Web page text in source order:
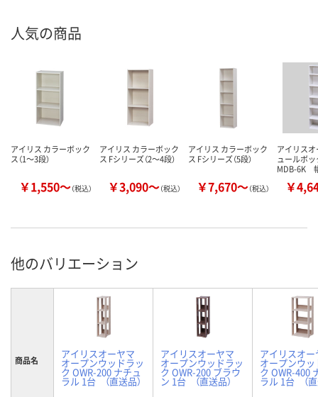
人気の商品
アイリス カラーボック
ス（1～3段）
￥1,550～（税込）
アイリス カラーボック
ス Fシリーズ（2～4段）
￥3,090～（税込）
アイリス カラーボック
ス Fシリーズ（5段）
￥7,670～（税込）
アイリス
ュールボ
MDB-6K
￥
他のバリエーション
商品名 アイリスオーヤマ
オープンウッドラッ
ク OWR-200 ナチュ
ラル 1台 （直送品）
アイリスオーヤマ
オープンウッドラッ
ク OWR-200 ブラウ
ン 1台 （直送品）
アイリスオー
オープンウ
ク OWR-400
ラル 1台 （直